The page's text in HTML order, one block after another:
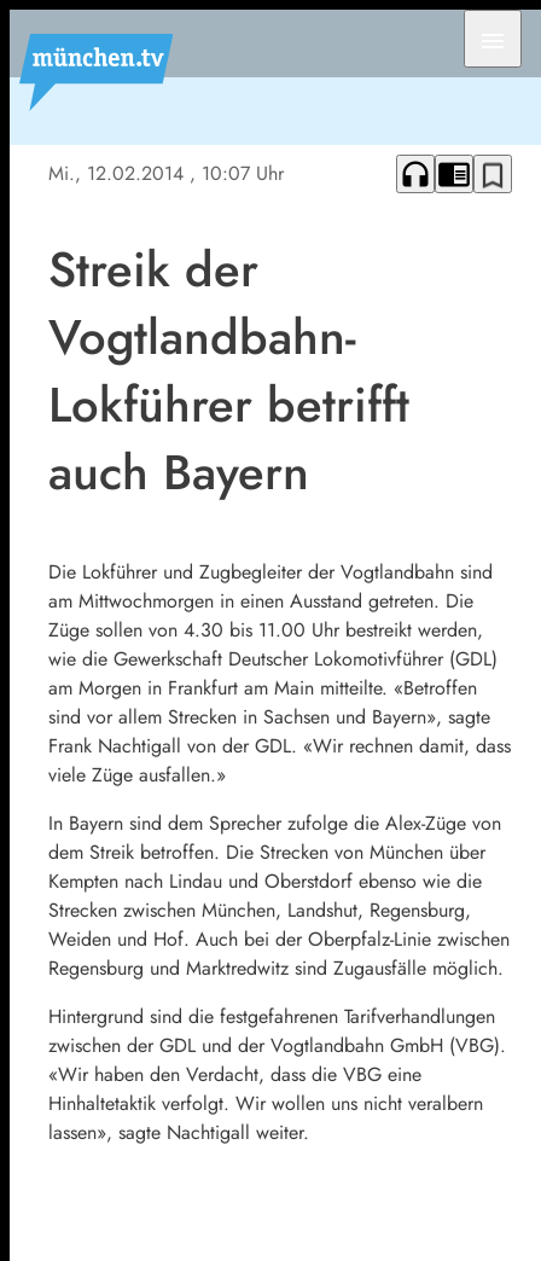
Mi., 12.02.2014 , 10:07 Uhr headphones chrome_reader_mode bookmark_border
Streik der
Vogtlandbahn-
Lokführer betrifft
auch Bayern
Die Lokführer und Zugbegleiter der Vogtlandbahn sind
am Mittwochmorgen in einen Ausstand getreten. Die
Züge sollen von 4.30 bis 11.00 Uhr bestreikt werden,
wie die Gewerkschaft Deutscher Lokomotivführer (GDL)
am Morgen in Frankfurt am Main mitteilte. «Betroffen
sind vor allem Strecken in Sachsen und Bayern», sagte
Frank Nachtigall von der GDL. «Wir rechnen damit, dass
viele Züge ausfallen.»
In Bayern sind dem Sprecher zufolge die Alex-Züge von
dem Streik betroffen. Die Strecken von München über
Kempten nach Lindau und Oberstdorf ebenso wie die
Strecken zwischen München, Landshut, Regensburg,
Weiden und Hof. Auch bei der Oberpfalz-Linie zwischen
Regensburg und Marktredwitz sind Zugausfälle möglich.
Hintergrund sind die festgefahrenen Tarifverhandlungen
zwischen der GDL und der Vogtlandbahn GmbH (VBG).
«Wir haben den Verdacht, dass die VBG eine
Hinhaltetaktik verfolgt. Wir wollen uns nicht veralbern
lassen», sagte Nachtigall weiter.